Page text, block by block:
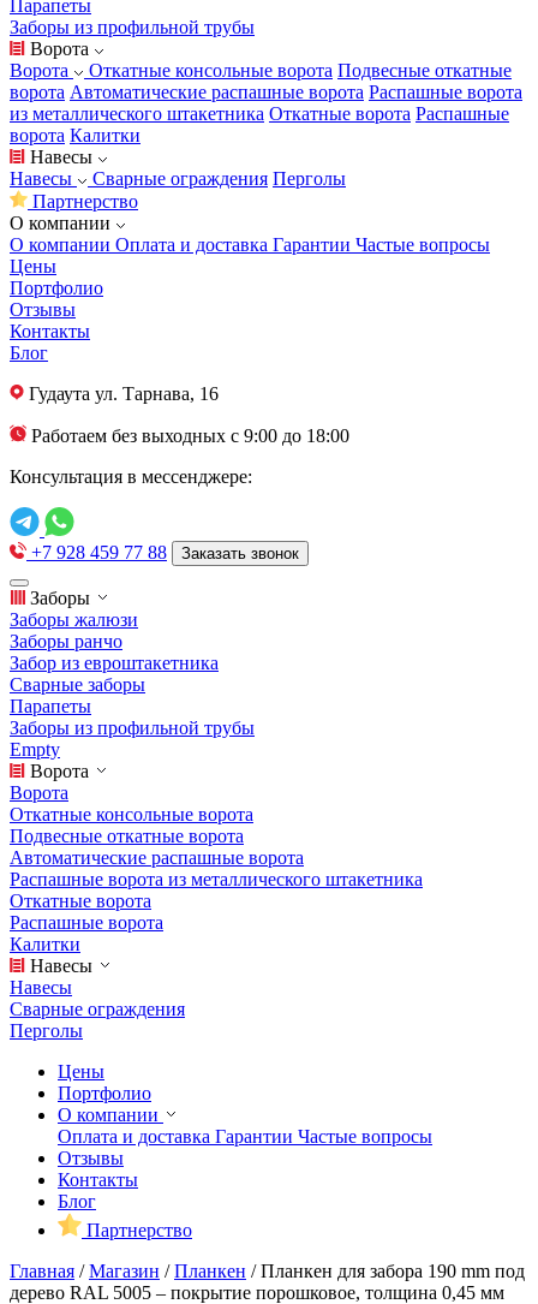
Парапеты
Заборы из профильной трубы
Ворота
Ворота
Откатные консольные ворота Подвесные откатные
ворота Автоматические распашные ворота Распашные ворота
из металлического штакетника Откатные ворота Распашные
ворота Калитки
Навесы
Навесы
Сварные ограждения Перголы
Партнерство
О компании
О компании Оплата и доставка Гарантии Частые вопросы
Цены
Портфолио
Отзывы
Контакты
Блог
Гудаута ул. Тарнава, 16
Работаем без выходных с 9:00 до 18:00
Консультация в мессенджере:
+7 928 459 77 88 Заказать звонок
Заборы
Заборы жалюзи
Заборы ранчо
Забор из евроштакетника
Сварные заборы
Парапеты
Заборы из профильной трубы
Empty
Ворота
Ворота
Откатные консольные ворота
Подвесные откатные ворота
Автоматические распашные ворота
Распашные ворота из металлического штакетника
Откатные ворота
Распашные ворота
Калитки
Навесы
Навесы
Сварные ограждения
Перголы
Цены
Портфолио
О компании
Оплата и доставка Гарантии Частые вопросы
Отзывы
Контакты
Блог
Партнерство
Главная /Магазин /Планкен /Планкен для забора 190 mm под
дерево RAL 5005 – покрытие порошковое, толщина 0,45 мм